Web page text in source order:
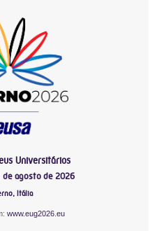
Universitários
de agosto de 2026
Itália
www.eug2026.eu